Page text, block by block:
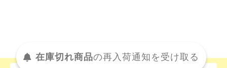
在庫切れ商品の再入荷通知を 受け取る